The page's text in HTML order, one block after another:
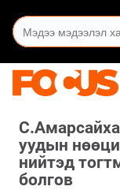
уудын
нийтэд
болгов